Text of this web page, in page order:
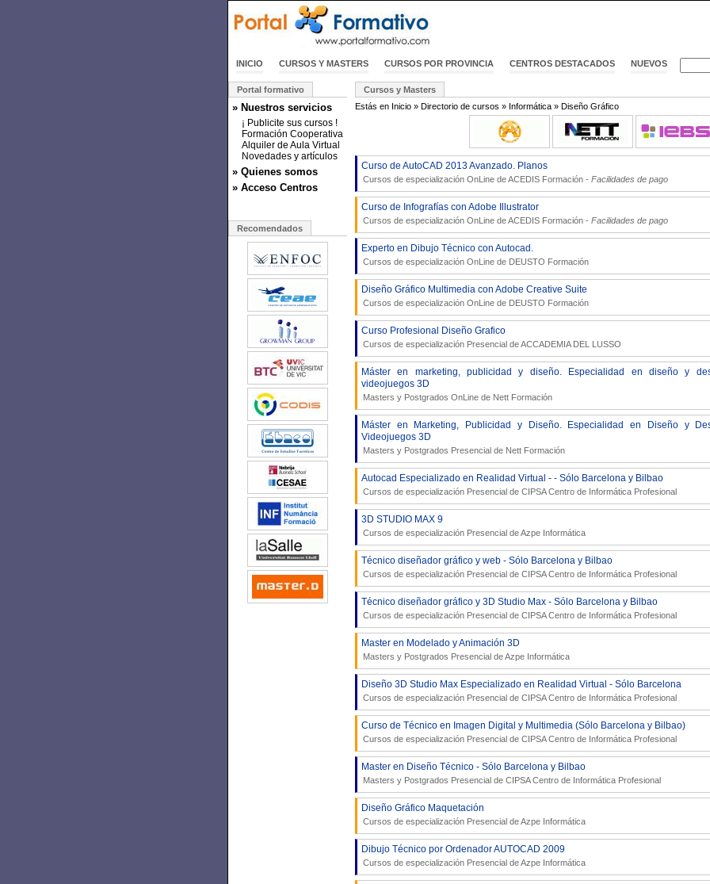
INICIO CURSOS Y MASTERS CURSOS POR PROVINCIA CENTROS DESTACADOS NUEVOS
Portal formativo
» Nuestros servicios
¡ Publicite sus cursos !
Formación Cooperativa
Alquiler de Aula Virtual
Novedades y artículos
» Quienes somos
» Acceso Centros
Recomendados
Cursos y Masters
Estás en Inicio » Directorio de cursos » Informática » Diseño Gráfico
Curso de AutoCAD 2013 Avanzado. Planos
Cursos de especialización OnLine deACEDIS Formación - Facilidades de pago
Curso de Infografías con Adobe Illustrator
Cursos de especialización OnLine deACEDIS Formación - Facilidades de pago
Experto en Dibujo Técnico con Autocad.
Cursos de especialización OnLine de DEUSTO Formación
Diseño Gráfico Multimedia con Adobe Creative Suite
Cursos de especialización OnLine de DEUSTO Formación
Curso Profesional Diseño Grafico
Cursos de especialización Presencial deACCADEMIA DEL LUSSO
Máster en marketing, publicidad y diseño. Especialidad en diseño y
videojuegos 3D
Masters y Postgrados OnLine de Nett Formación
Máster en Marketing, Publicidad y Diseño. Especialidad en Diseño y
Videojuegos 3D
Masters y Postgrados Presencial de Nett Formación
Autocad Especializado en Realidad Virtual - - Sólo Barcelona y Bilbao
Cursos de especialización Presencial de CIPSA Centro de Informática Profesional
3D STUDIO MAX 9
Cursos de especialización Presencial deAzpe Informática
Técnico diseñador gráfico y web - Sólo Barcelona y Bilbao
Cursos de especialización Presencial de CIPSA Centro de Informática Profesional
Técnico diseñador gráfico y 3D Studio Max - Sólo Barcelona y Bilbao
Cursos de especialización Presencial de CIPSA Centro de Informática Profesional
Master en Modelado y Animación 3D
Masters y Postgrados Presencial deAzpe Informática
Diseño 3D Studio Max Especializado en Realidad Virtual - Sólo Barcelona
Cursos de especialización Presencial de CIPSA Centro de Informática Profesional
Curso de Técnico en Imagen Digital y Multimedia (Sólo Barcelona y Bilbao)
Cursos de especialización Presencial de CIPSA Centro de Informática Profesional
Master en Diseño Técnico - Sólo Barcelona y Bilbao
Masters y Postgrados Presencial de CIPSA Centro de Informática Profesional
Diseño Gráfico Maquetación
Cursos de especialización Presencial deAzpe Informática
Dibujo Técnico por Ordenador AUTOCAD 2009
Cursos de especialización Presencial deAzpe Informática